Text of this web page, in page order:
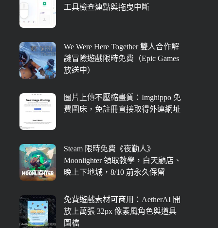
工具檢查連點與拖曳中斷
We Were Here Together 雙人合作解
謎冒險遊戲限時免費（Epic Games
放送中）
圖片上傳不壓縮畫質：Imghippo 免
費圖床，免註冊直接取得外連網址
Steam 限時免費《夜勤人》
Moonlighter 領取教學，白天顧店、
晚上下地城，8/10 前永久保留
免費遊戲素材可商用：AetherAI 開
放上萬張 32px 像素風角色與道具
圖檔